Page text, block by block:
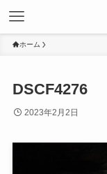
ホーム
DSCF4276
2023年2月2日